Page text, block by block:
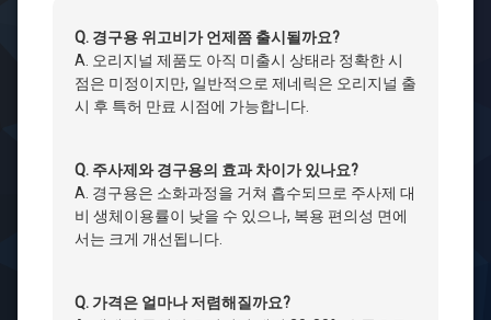
Q. 경구용 위고비가 언제쯤 출시될까요?
A. 오리지널 제품도 아직 미출시 상태라 정확한 시
점은 미정이지만, 일반적으로 제네릭은 오리지널 출
시 후 특허 만료 시점에 가능합니다.
Q. 주사제와 경구용의 효과 차이가 있나요?
A. 경구용은 소화과정을 거쳐 흡수되므로 주사제 대
비 생체이용률이 낮을 수 있으나, 복용 편의성 면에
서는 크게 개선됩니다.
Q. 가격은 얼마나 저렴해질까요?